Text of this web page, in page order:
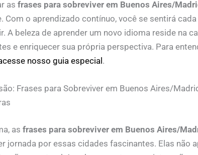
as frases para sobreviver em Buenos Aires/
Com o aprendizado contínuo, você se sentirá
A beleza de aprender um novo idioma reside na
e enriquecer sua própria perspectiva. Para
nosso guia especial.
Frases para Sobreviver em Buenos Aires/
as frases para sobreviver em Buenos Aires/
jornada por essas cidades fascinantes. Elas não